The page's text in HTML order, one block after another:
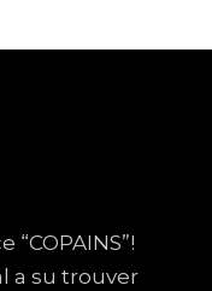
“COPAINS”!
a su trouver